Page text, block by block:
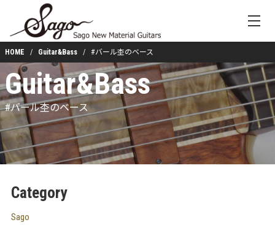
HOME Guitar&Bass #バール杢のベース
Guitar&Bass
#バール杢のベース
Category
Sago